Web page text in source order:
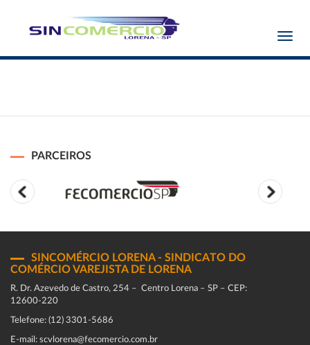
PARCEIROS
SINCOMÉRCIO LORENA - SINDICATO DO
COMÉRCIO VAREJISTA DE LORENA
R. Dr. Azevedo de Castro, 254 – Centro Lorena – SP – CEP:
12600-220
Telefone: (12) 3301-5686
E-mail: scvlorena@fecomercio.com.br